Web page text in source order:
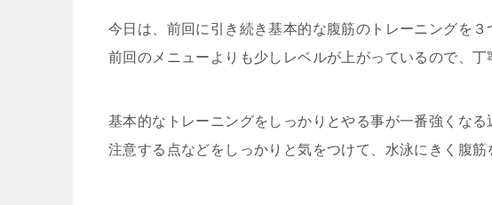
今日は、前回に引き続き基本的な腹筋のトレーニングを３
前回のメニューよりも少しレベルが上がっているので、丁
基本的なトレーニングをしっかりとやる事が一番強くなる
注意する点などをしっかりと気をつけて、水泳にきく腹筋